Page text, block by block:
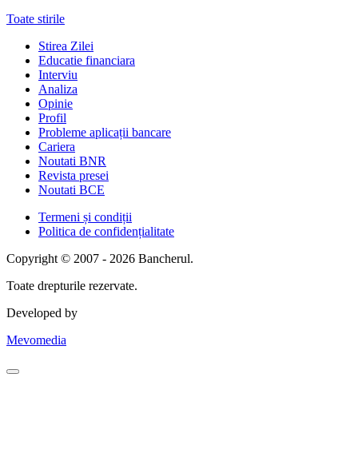
Toate stirile
Stirea Zilei
Educatie financiara
Interviu
Analiza
Opinie
Profil
Probleme aplicații bancare
Cariera
Noutati BNR
Revista presei
Noutati BCE
Termeni și condiții
Politica de confidențialitate
Copyright © 2007 - 2026 Bancherul.
Toate drepturile rezervate.
Developed by
Mevomedia